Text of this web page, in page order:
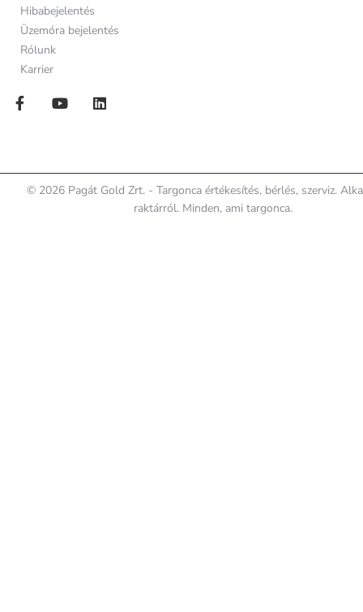
Hibabejelentés
Üzemóra bejelentés
Rólunk
Karrier
© 2026 Pagát Gold Zrt. - Targonca értékesítés, bérlés, szerviz.
raktárról. Minden, ami targonca.